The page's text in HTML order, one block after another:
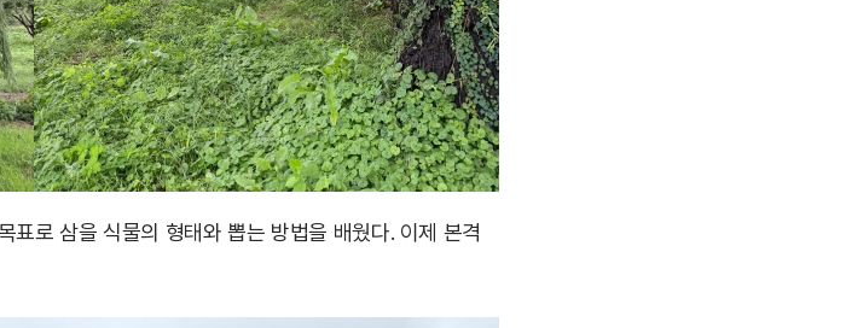
로 삼을 식물의 형태와 뽑는 방법을 배웠다. 이제 본격